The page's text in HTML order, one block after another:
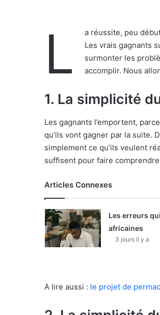
L
a réussite, peu
Les vrais gagnants
surmonter les
accomplir. Nous
1. La simplicité
Les gagnants l’emportent,
qu’ils vont gagner par la suite.
simplement ce qu’ils veulent
suffisent pour faire
Articles Connexes
Les erreurs
africaines
3 jours il y a
A lire aussi : le projet de